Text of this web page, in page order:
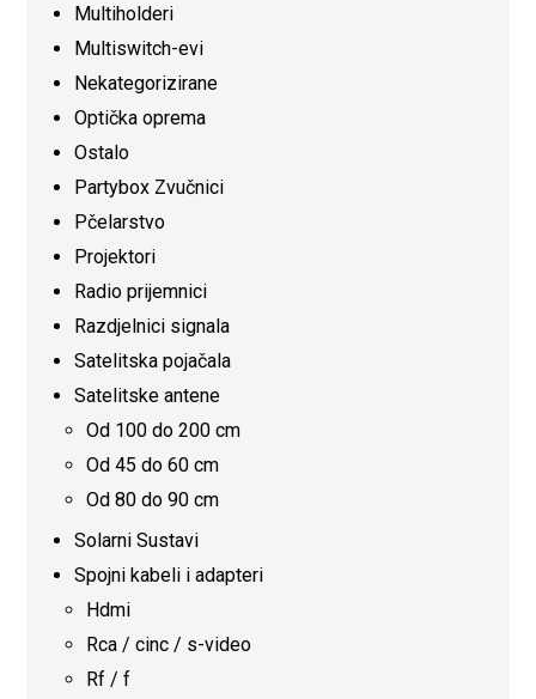
Multiholderi
Multiswitch-evi
Nekategorizirane
Optička oprema
Ostalo
Partybox Zvučnici
Pčelarstvo
Projektori
Radio prijemnici
Razdjelnici signala
Satelitska pojačala
Satelitske antene
Od 100 do 200 cm
Od 45 do 60 cm
Od 80 do 90 cm
Solarni Sustavi
Spojni kabeli i adapteri
Hdmi
Rca / cinc / s-video
Rf / f